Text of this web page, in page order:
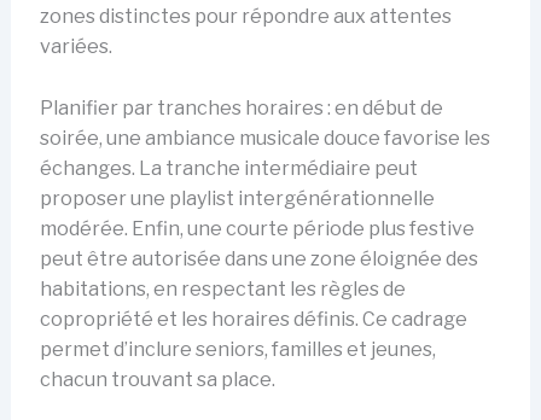
zones distinctes pour répondre aux attentes
variées.
Planifier par tranches horaires : en début de
soirée, une ambiance musicale douce favorise les
échanges. La tranche intermédiaire peut
proposer une playlist intergénérationnelle
modérée. Enfin, une courte période plus festive
peut être autorisée dans une zone éloignée des
habitations, en respectant les règles de
copropriété et les horaires définis. Ce cadrage
permet d’inclure seniors, familles et jeunes,
chacun trouvant sa place.